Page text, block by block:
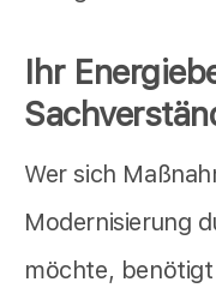
Ihr
Wer sich
Modernisierung
möchte,